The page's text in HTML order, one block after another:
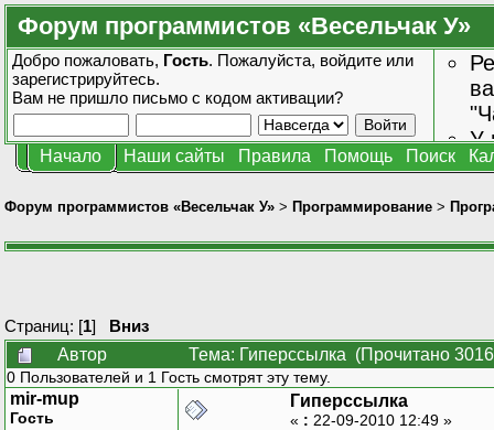
Форум программистов «Весельчак У»
Добро пожаловать, Гость. Пожалуйста, войдите или
зарегистрируйтесь.
Вам не пришло письмо с кодом активации?
У
Начало Наши сайты Правила Помощь Поиск
Форум программистов «Весельчак У» > Программирование >
Страниц: [1] Вниз
Автор
Тема: Гиперссылка (Прочитано
0 Пользователей и 1 Гость смотрят эту тему.
mir-mup
Гость
Гиперссылка
« : 22-09-2010 12:49 »